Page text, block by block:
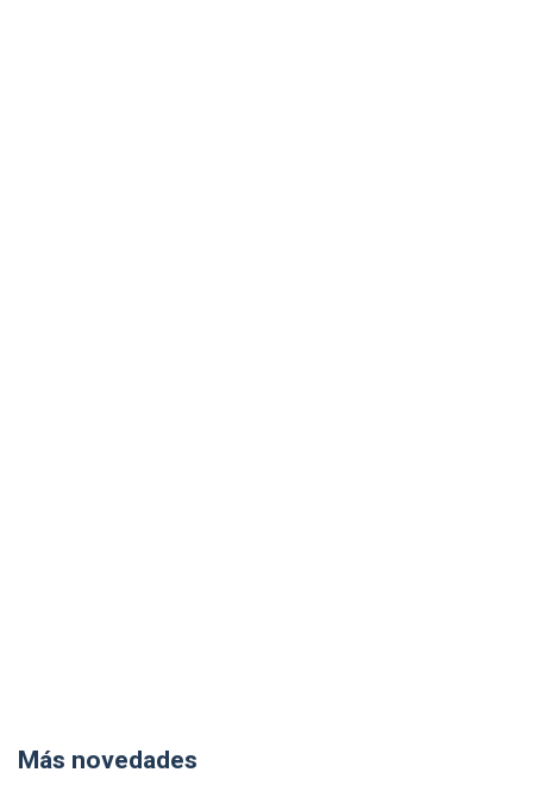
Más novedades